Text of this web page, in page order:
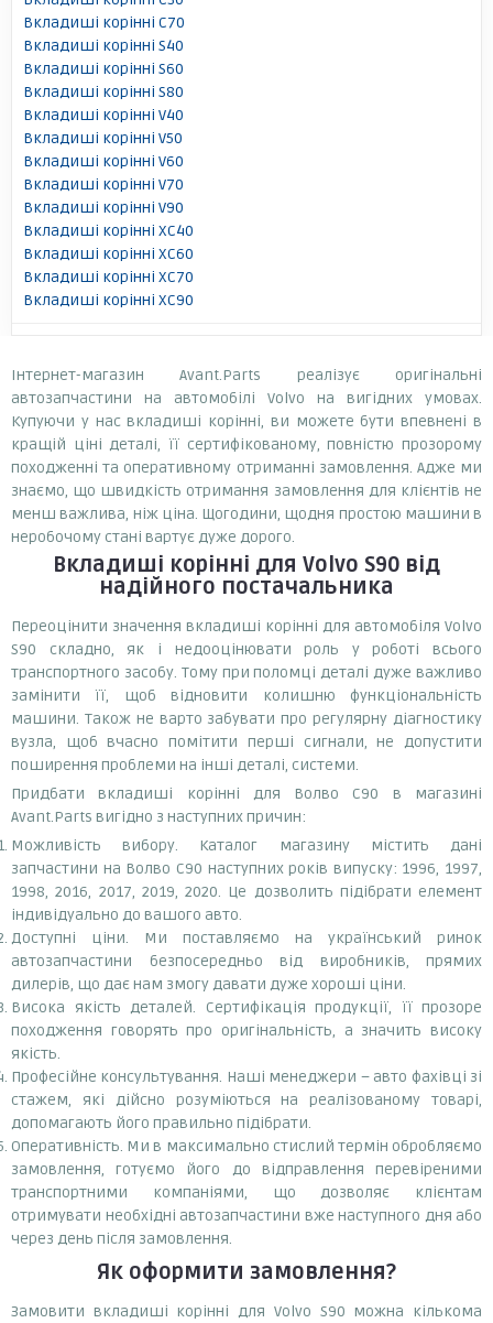
Вкладиші корінні C70
Вкладиші корінні S40
Вкладиші корінні S60
Вкладиші корінні S80
Вкладиші корінні V40
Вкладиші корінні V50
Вкладиші корінні V60
Вкладиші корінні V70
Вкладиші корінні V90
Вкладиші корінні XC40
Вкладиші корінні XC60
Вкладиші корінні XC70
Вкладиші корінні XC90
Інтернет-магазин Avant.Parts реалізує оригінальні
автозапчастини на автомобілі Volvo на вигідних умовах.
Купуючи у нас вкладиші корінні, ви можете бути впевнені в
кращій ціні деталі, її сертифікованому, повністю прозорому
походженні та оперативному отриманні замовлення. Адже ми
знаємо, що швидкість отримання замовлення для клієнтів не
менш важлива, ніж ціна. Щогодини, щодня простою машини в
неробочому стані вартує дуже дорого.
Вкладиші корінні для Volvo S90 від
надійного постачальника
Переоцінити значення вкладиші корінні для автомобіля Volvo
S90 складно, як і недооцінювати роль у роботі всього
транспортного засобу. Тому при поломці деталі дуже важливо
замінити її, щоб відновити колишню функціональність
машини. Також не варто забувати про регулярну діагностику
вузла, щоб вчасно помітити перші сигнали, не допустити
поширення проблеми на інші деталі, системи.
Придбати вкладиші корінні для Волво С90 в магазині
Avant.Parts вигідно з наступних причин:
Можливість вибору. Каталог магазину містить дані
запчастини на Волво С90 наступних років випуску: 1996, 1997,
1998, 2016, 2017, 2019, 2020. Це дозволить підібрати елемент
індивідуально до вашого авто.
Доступні ціни. Ми поставляємо на український ринок
автозапчастини безпосередньо від виробників, прямих
дилерів, що дає нам змогу давати дуже хороші ціни.
Висока якість деталей. Сертифікація продукції, її прозоре
походження говорять про оригінальність, а значить високу
якість.
Професійне консультування. Наші менеджери – авто фахівці зі
стажем, які дійсно розуміються на реалізованому товарі,
допомагають його правильно підібрати.
Оперативність. Ми в максимально стислий термін обробляємо
замовлення, готуємо його до відправлення перевіреними
транспортними компаніями, що дозволяє клієнтам
отримувати необхідні автозапчастини вже наступного дня або
через день після замовлення.
Як оформити замовлення?
Замовити вкладиші корінні для Volvo S90 можна кількома